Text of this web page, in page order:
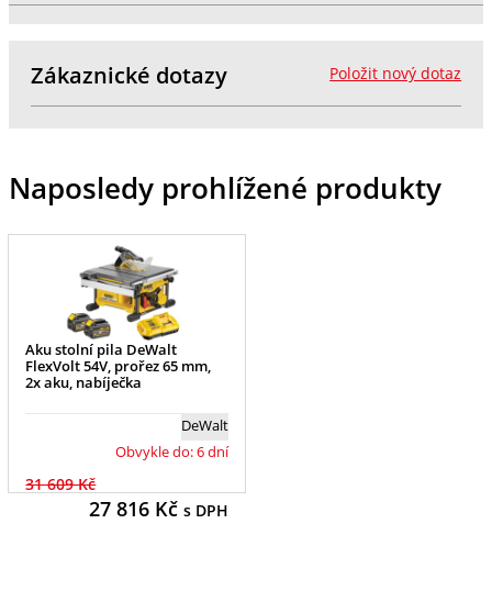
Položit nový dotaz
Zákaznické dotazy
Naposledy prohlížené produkty
Aku stolní pila DeWalt
FlexVolt 54V, prořez 65 mm,
2x aku, nabíječka
DeWalt
Obvykle do: 6 dní
31 609 Kč
27 816Kč s DPH